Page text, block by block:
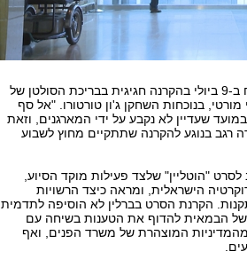
פסטיבל הקולנוע ירושלים ה-32 יפתח ב-9 ביולי בהקרנה חגיגית בבריכת הסולטן של
בנוכחות השחקן ג'ון טורטורו. "אל סף
שעדיין לא נקבע על ידי המארגנים, וזאת
רגב בנוגע להקרנה שתתקיים מחוץ לשבוע
"הוטליין" שלצד פעילות מוקד הסיוע,
הישראלית, ומראה כיצד הרשויות
הקרנת הסרט בברלין לא הוסיפה לתדמית
של הבמאית להדוף את הטענות בשיחה עם
מהמדיניות המוצהרת של משרד הפנים, ואף